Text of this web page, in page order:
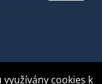
cookies k